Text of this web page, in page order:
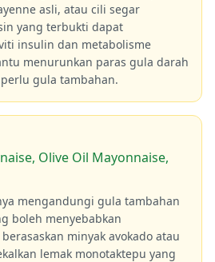
asli, atau cili segar
yang terbukti dapat
insulin dan metabolisme
menurunkan paras gula darah
gula tambahan.
Olive Oil Mayonnaise,
mengandungi gula tambahan
boleh menyebabkan
minyak avokado atau
lemak monotaktepu yang